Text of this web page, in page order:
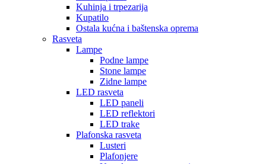
Kuhinja i trpezarija
Kupatilo
Ostala kućna i baštenska oprema
Rasveta
Lampe
Podne lampe
Stone lampe
Zidne lampe
LED rasveta
LED paneli
LED reflektori
LED trake
Plafonska rasveta
Lusteri
Plafonjere